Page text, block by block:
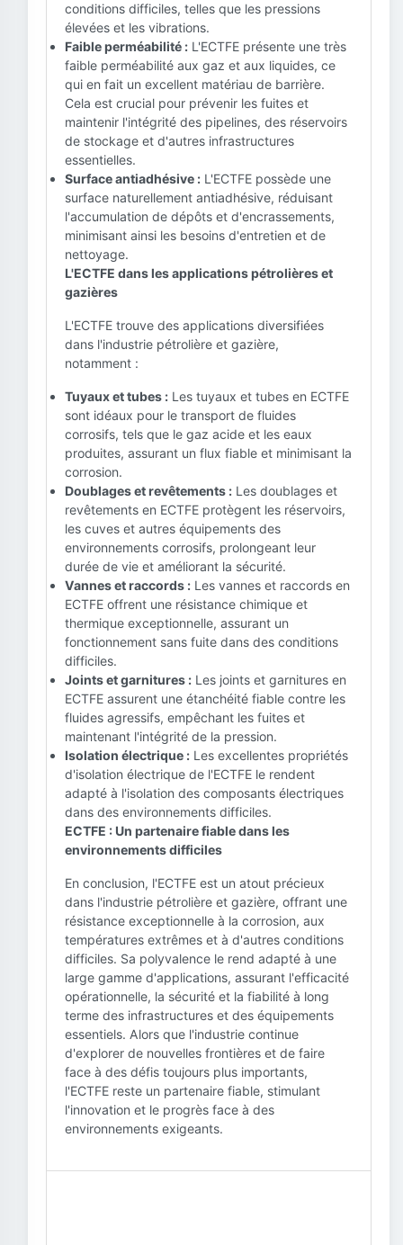
conditions difficiles, telles que les pressions
élevées et les vibrations.
Faible perméabilité : L'ECTFE présente une très
faible perméabilité aux gaz et aux liquides, ce
qui en fait un excellent matériau de barrière.
Cela est crucial pour prévenir les fuites et
maintenir l'intégrité des pipelines, des réservoirs
de stockage et d'autres infrastructures
essentielles.
Surface antiadhésive : L'ECTFE possède une
surface naturellement antiadhésive, réduisant
l'accumulation de dépôts et d'encrassements,
minimisant ainsi les besoins d'entretien et de
nettoyage.
L'ECTFE dans les applications pétrolières et
gazières
L'ECTFE trouve des applications diversifiées
dans l'industrie pétrolière et gazière,
notamment :
Tuyaux et tubes : Les tuyaux et tubes en ECTFE
sont idéaux pour le transport de fluides
corrosifs, tels que le gaz acide et les eaux
produites, assurant un flux fiable et minimisant la
corrosion.
Doublages et revêtements : Les doublages et
revêtements en ECTFE protègent les réservoirs,
les cuves et autres équipements des
environnements corrosifs, prolongeant leur
durée de vie et améliorant la sécurité.
Vannes et raccords : Les vannes et raccords en
ECTFE offrent une résistance chimique et
thermique exceptionnelle, assurant un
fonctionnement sans fuite dans des conditions
difficiles.
Joints et garnitures : Les joints et garnitures en
ECTFE assurent une étanchéité fiable contre les
fluides agressifs, empêchant les fuites et
maintenant l'intégrité de la pression.
Isolation électrique : Les excellentes propriétés
d'isolation électrique de l'ECTFE le rendent
adapté à l'isolation des composants électriques
dans des environnements difficiles.
ECTFE : Un partenaire fiable dans les
environnements difficiles
En conclusion, l'ECTFE est un atout précieux
dans l'industrie pétrolière et gazière, offrant une
résistance exceptionnelle à la corrosion, aux
températures extrêmes et à d'autres conditions
difficiles. Sa polyvalence le rend adapté à une
large gamme d'applications, assurant l'efficacité
opérationnelle, la sécurité et la fiabilité à long
terme des infrastructures et des équipements
essentiels. Alors que l'industrie continue
d'explorer de nouvelles frontières et de faire
face à des défis toujours plus importants,
l'ECTFE reste un partenaire fiable, stimulant
l'innovation et le progrès face à des
environnements exigeants.